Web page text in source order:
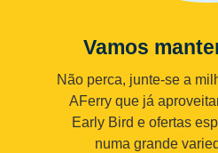
Vamos
Não perca, junte-se a
AFerry que já
Early Bird e ofertas
numa grande